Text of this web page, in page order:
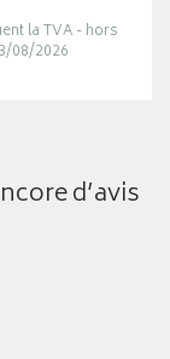
la TVA - hors
08/2026
d’avis